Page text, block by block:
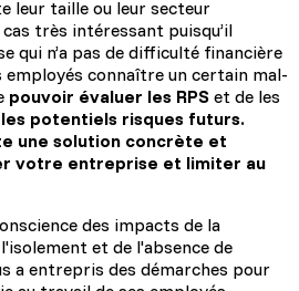
leur taille ou leur secteur
très intéressant puisqu’il
qui n’a pas de difficulté financière
connaître un certain mal-
pouvoir évaluer les RPS et de les
potentiels risques futurs.
une solution concrète et
votre entreprise et limiter au
des impacts de la
et de l'absence de
a entrepris des démarches pour